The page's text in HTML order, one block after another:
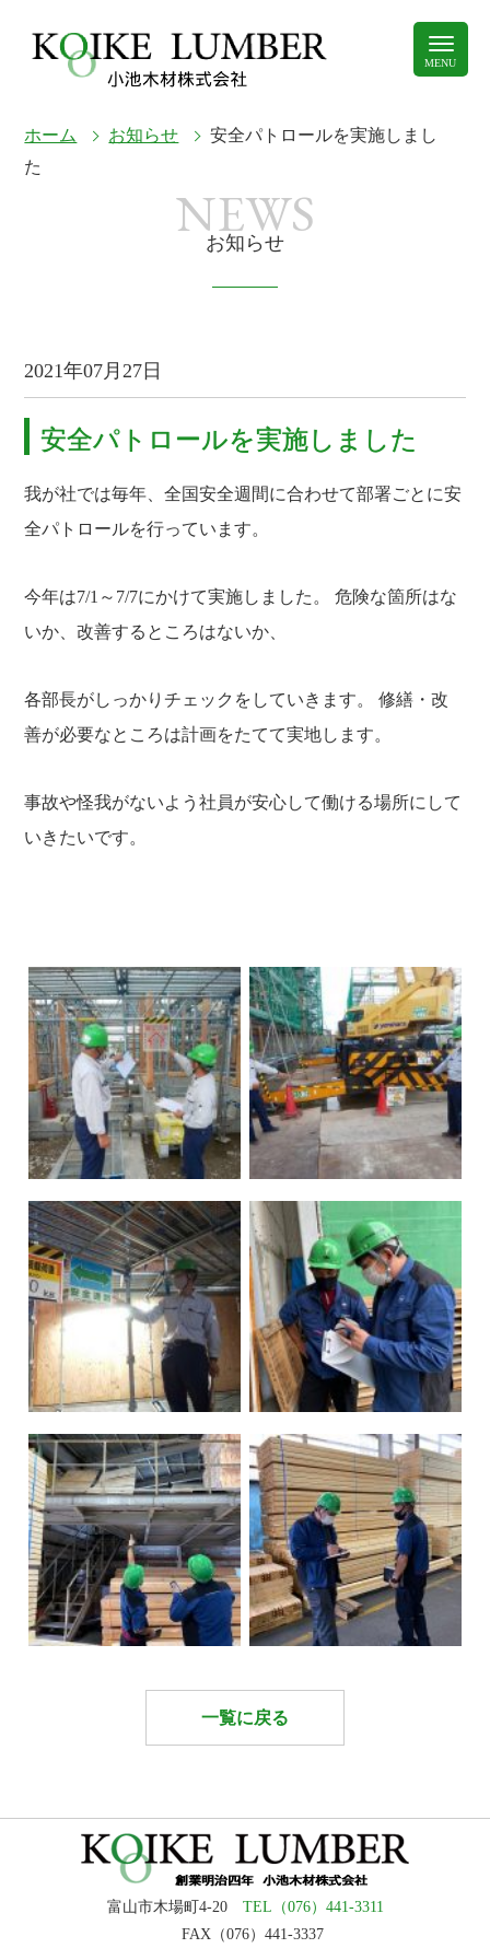
ホーム お知らせ
安全パトロールを実施しまし
た
NEWS
お知らせ
2021年07月27日
安全パトロールを実施しました
我が社では毎年、全国安全週間に合わせて部署ごとに安
全パトロールを行っています。
今年は7/1～7/7にかけて実施しました。 危険な箇所はな
いか、改善するところはないか、
各部長がしっかりチェックをしていきます。 修繕・改
善が必要なところは計画をたてて実地します。
事故や怪我がないよう社員が安心して働ける場所にして
いきたいです。
一覧に戻る
富山市木場町4-20 TEL（076）441-3311
FAX（076）441-3337